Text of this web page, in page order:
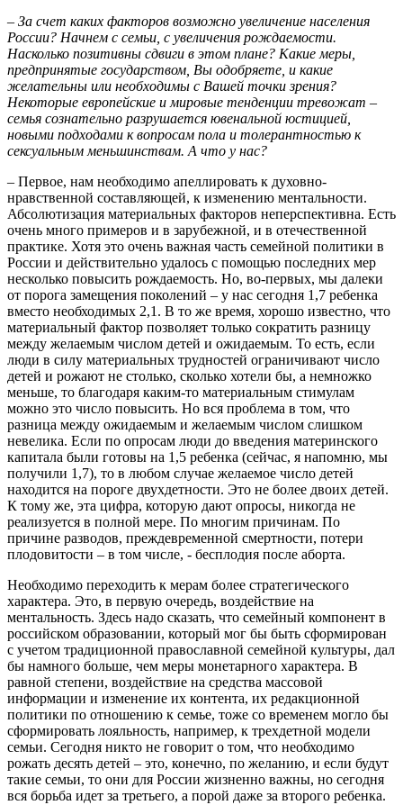
– За счет каких факторов возможно увеличение населения
России? Начнем с семьи, с увеличения рождаемости.
Насколько позитивны сдвиги в этом плане? Какие меры,
предпринятые государством, Вы одобряете, и какие
желательны или необходимы с Вашей точки зрения?
Некоторые европейские и мировые тенденции тревожат –
семья сознательно разрушается ювенальной юстицией,
новыми подходами к вопросам пола и толерантностью к
сексуальным меньшинствам. А что у нас?
– Первое, нам необходимо апеллировать к духовно-
нравственной составляющей, к изменению ментальности.
Абсолютизация материальных факторов неперспективна. Есть
очень много примеров и в зарубежной, и в отечественной
практике. Хотя это очень важная часть семейной политики в
России и действительно удалось с помощью последних мер
несколько повысить рождаемость. Но, во-первых, мы далеки
от порога замещения поколений – у нас сегодня 1,7 ребенка
вместо необходимых 2,1. В то же время, хорошо известно, что
материальный фактор позволяет только сократить разницу
между желаемым числом детей и ожидаемым. То есть, если
люди в силу материальных трудностей ограничивают число
детей и рожают не столько, сколько хотели бы, а немножко
меньше, то благодаря каким-то материальным стимулам
можно это число повысить. Но вся проблема в том, что
разница между ожидаемым и желаемым числом слишком
невелика. Если по опросам люди до введения материнского
капитала были готовы на 1,5 ребенка (сейчас, я напомню, мы
получили 1,7), то в любом случае желаемое число детей
находится на пороге двухдетности. Это не более двоих детей.
К тому же, эта цифра, которую дают опросы, никогда не
реализуется в полной мере. По многим причинам. По
причине разводов, преждевременной смертности, потери
плодовитости – в том числе, - бесплодия после аборта.
Необходимо переходить к мерам более стратегического
характера. Это, в первую очередь, воздействие на
ментальность. Здесь надо сказать, что семейный компонент в
российском образовании, который мог бы быть сформирован
с учетом традиционной православной семейной культуры, дал
бы намного больше, чем меры монетарного характера. В
равной степени, воздействие на средства массовой
информации и изменение их контента, их редакционной
политики по отношению к семье, тоже со временем могло бы
сформировать лояльность, например, к трехдетной модели
семьи. Сегодня никто не говорит о том, что необходимо
рожать десять детей – это, конечно, по желанию, и если будут
такие семьи, то они для России жизненно важны, но сегодня
вся борьба идет за третьего, а порой даже за второго ребенка.